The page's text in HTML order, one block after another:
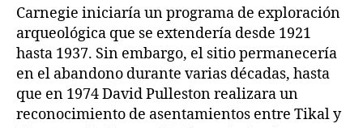
Carnegie iniciaría un programa de exploración
arqueológica que se extendería desde 1921
hasta 1937. Sin embargo, el sitio permanecería
en el abandono durante varias décadas, hasta
que en 1974 David Pulleston realizara un
reconocimiento de asentamientos entre Tikal y